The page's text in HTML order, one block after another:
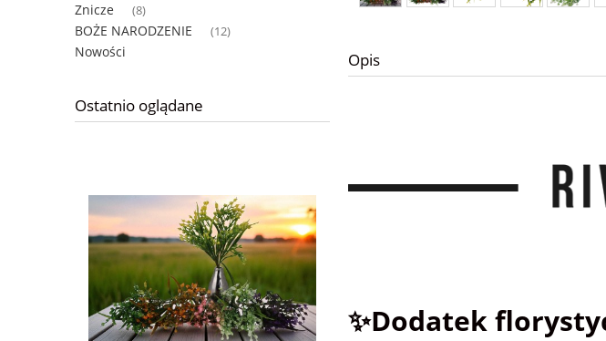
Znicze (8)
BOŻE NARODZENIE (12)
Nowości
Ostatnio oglądane
Opis
✨Dodatek